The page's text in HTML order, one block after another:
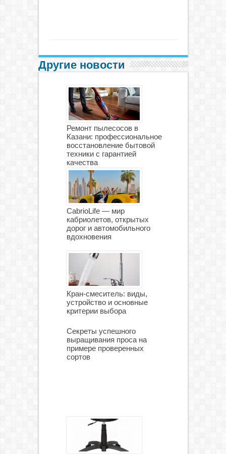
Другие новости
Ремонт пылесосов в
Казани: профессиональное
восстановление бытовой
техники с гарантией
качества
CabrioLife — мир
кабриолетов, открытых
дорог и автомобильного
вдохновения
Кран-смеситель: виды,
устройство и основные
критерии выбора
Секреты успешного
выращивания проса на
примере проверенных
сортов